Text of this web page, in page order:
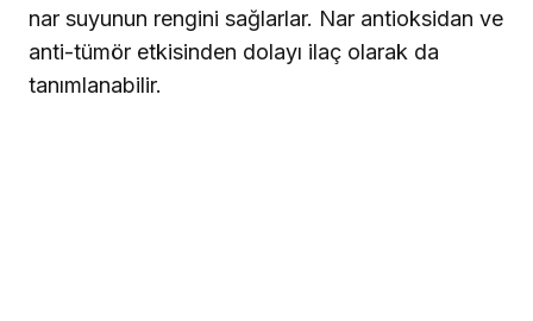
nar suyunun rengini sağlarlar. Nar antioksidan ve
anti-tümör etkisinden dolayı ilaç olarak da
tanımlanabilir.